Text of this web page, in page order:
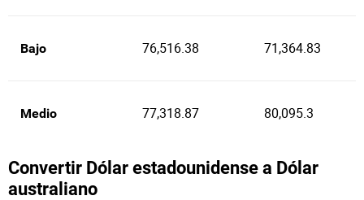
Bajo 76,516.38 71,364.83
Medio 77,318.87 80,095.3
Convertir Dólar estadounidense a Dólar
australiano